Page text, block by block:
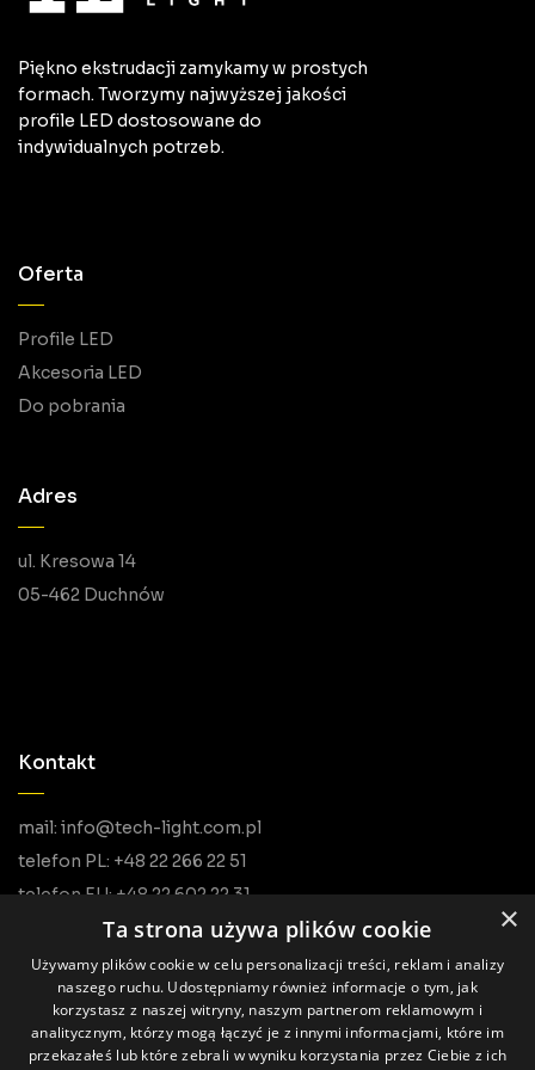
Piękno ekstrudacji zamykamy w prostych
formach. Tworzymy najwyższej jakości
profile LED dostosowane do
indywidualnych potrzeb.
Oferta
Profile LED
Akcesoria LED
Do pobrania
Adres
ul. Kresowa 14
05-462 Duchnów
Kontakt
mail: info@tech-light.com.pl
telefon PL: +48 22 266 22 51
telefon EU: +48 22 602 22 31
×
Ta strona używa plików cookie
Używamy plików cookie w celu personalizacji treści, reklam i analizy
naszego ruchu. Udostępniamy również informacje o tym, jak
korzystasz z naszej witryny, naszym partnerom reklamowym i
analitycznym, którzy mogą łączyć je z innymi informacjami, które im
przekazałeś lub które zebrali w wyniku korzystania przez Ciebie z ich